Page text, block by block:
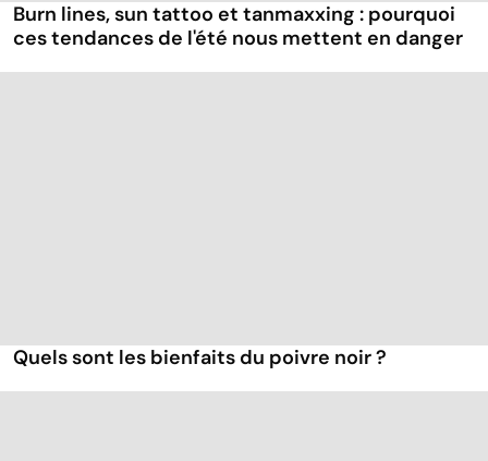
Burn lines, sun tattoo et tanmaxxing : pourquoi
ces tendances de l'été nous mettent en danger
Quels sont les bienfaits du poivre noir ?